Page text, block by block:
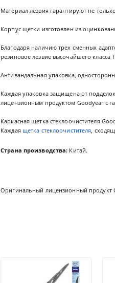
Материал лезвия гарантируют не
Корпус щетки изготовлен из
Благодаря наличию трех сменных
резиновое лезвие высочайшего класса
Антивандальная упаковка,
Каждая упаковка защищена от
лицензионным продуктом Goodyear с
Каркасная щетка стеклоочистителя
Каждая щетка стеклоочистителя,
Страна производства: Китай.
Оригинальный лицензионный продукт